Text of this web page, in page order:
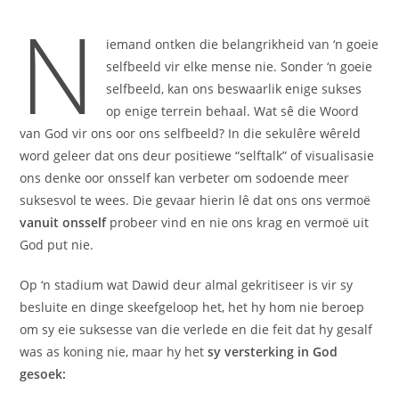
N
iemand ontken die belangrikheid van ‘n goeie
selfbeeld vir elke mense nie. Sonder ‘n goeie
selfbeeld, kan ons beswaarlik enige sukses
op enige terrein behaal. Wat sê die Woord
van God vir ons oor ons selfbeeld? In die sekulêre wêreld
word geleer dat ons deur positiewe “selftalk” of visualisasie
ons denke oor onsself kan verbeter om sodoende meer
suksesvol te wees. Die gevaar hierin lê dat ons ons vermoë
vanuit onsselfprobeer vind en nie ons krag en vermoë uit
God put nie.
Op ‘n stadium wat Dawid deur almal gekritiseer is vir sy
besluite en dinge skeefgeloop het, het hy hom nie beroep
om sy eie suksesse van die verlede en die feit dat hy gesalf
was as koning nie, maar hy hetsy versterking in God
gesoek: